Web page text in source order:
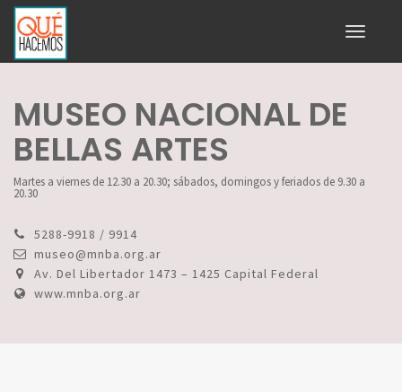
Toggle
MUSEO NACIONAL DE
BELLAS ARTES
Martes a viernes de 12.30 a 20.30; sábados, domingos y feriados de 9.30 a
20.30
5288-9918 / 9914
museo@mnba.org.ar
Av. Del Libertador 1473 – 1425 Capital Federal
www.mnba.org.ar